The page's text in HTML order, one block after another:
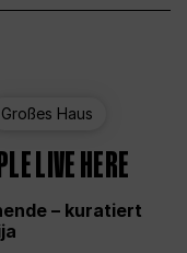
Großes Haus
LIVE HERE
– kuratiert